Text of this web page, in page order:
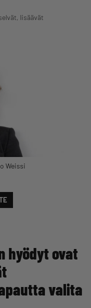
lisäävät
Weissi
hyödyt ovat
valita